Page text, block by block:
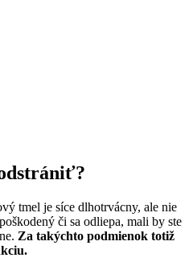
tmel je síce dlhotrvácny, ale nie
či sa odliepa, mali by ste
Za takýchto podmienok totiž